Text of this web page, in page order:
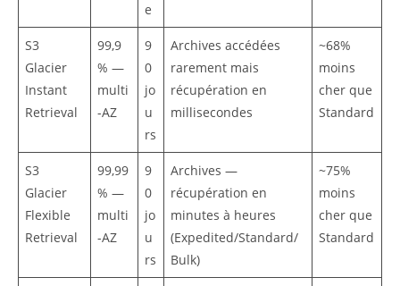
e
S3
Glacier
Instant
Retrieval
99,9
% —
multi
-AZ
9
0
jo
u
rs
Archives accédées
rarement mais
récupération en
millisecondes
~68%
moins
cher que
Standard
S3
Glacier
Flexible
Retrieval
99,99
% —
multi
-AZ
9
0
jo
u
rs
Archives —
récupération en
minutes à heures
(Expedited/Standard/
Bulk)
~75%
moins
cher que
Standard